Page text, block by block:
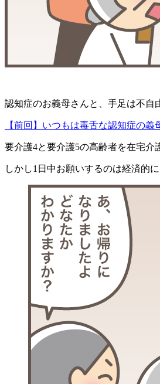
認知症のお義母さんと、手足は不自
【前回】いつもは毒舌な認知症の
要介護4と要介護5の高齢者を在宅介
しかし1日中お願いするのは経済的